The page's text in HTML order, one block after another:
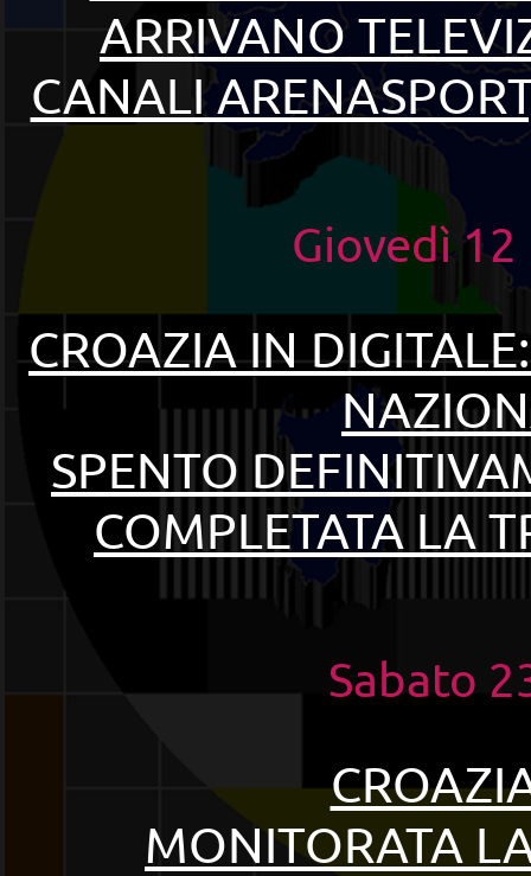
ARRIVANO
CANALI
Giovedì
CROAZIA IN
SPENTO
COMPLETATA LA
Sabato
MONITORATA